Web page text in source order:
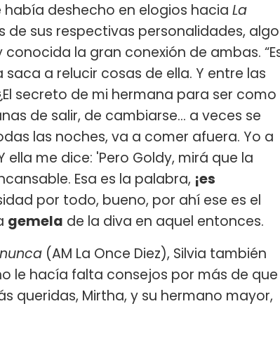
había deshecho en elogios hacia La
sus respectivas personalidades, algo
la gran conexión de ambas.
a relucir cosas de ella. Y entre las
secreto de mi hermana para ser como
de salir, de cambiarse… a veces se
las noches, va a comer afuera. Yo a
ella me dice: 'Pero Goldy, mirá que la
Esa es la palabra, ¡es
por todo, bueno, por ahí ese es el
gemela de la diva en aquel entonces.
(AM La Once Diez), Silvia también
le hacía falta consejos por más de que
queridas, Mirtha, y su hermano mayor,